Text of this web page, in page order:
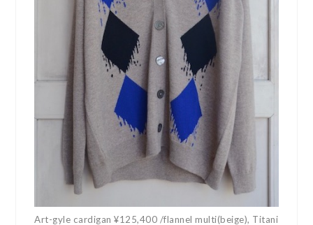
Art-gyle cardigan ¥125,400 /flannel multi(beige), Titani